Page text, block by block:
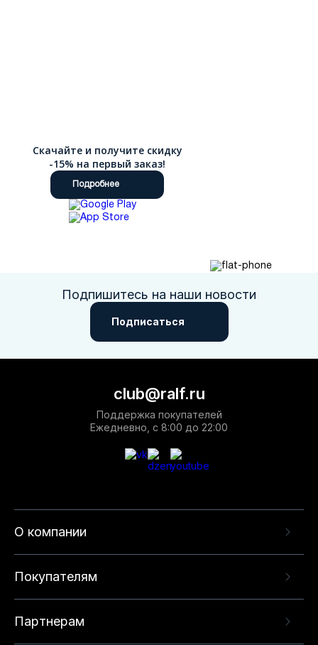
Скачайте и получите скидку
-15% на первый заказ!
Подробнее
Подпишитесь на наши новости
Подписаться
О компании
Покупателям
Партнерам
club@ralf.ru
Поддержка покупателей
Ежедневно, с 8:00 до 22:00